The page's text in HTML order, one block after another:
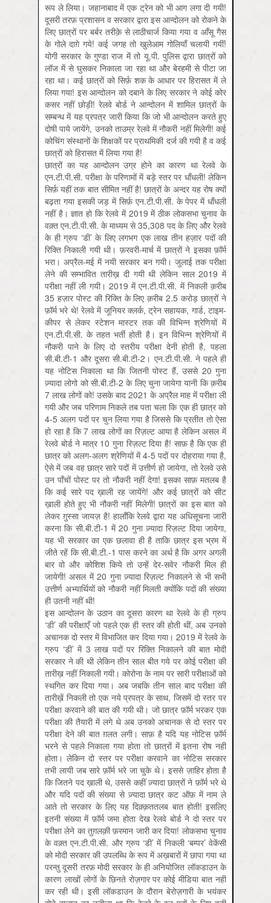
रूप ले लिया। जहानाबाद में एक ट्रेन को भी आग लगा दी गयी!
दूसरी तरफ़ प्रशासन व सरकार द्वारा इस आन्दोलन को रोकने के
लिए छात्रों पर बर्बर तरीक़े से लाठीचार्ज किया गया व आँसू गैस
के गोले दाग़े गये! कई जगह तो खुलेआम गोलियाँ चलायी गयीं!
योगी सरकार के गुण्डा राज में तो यू.पी. पुलिस द्वारा छात्रों को
लॉज में से घुसकर निकाला जा रहा था और बेरहमी से पीटा जा
रहा था। कई छात्रों को सिर्फ़ शक के आधार पर हिरासत में ले
लिया गया! इस आन्दोलन को दबाने के लिए सरकार ने कोई कोर
कसर नहीं छोड़ी! रेलवे बोर्ड ने आन्दोलन में शामिल छात्रों के
सम्बन्ध में यह प्रपत्र जारी किया कि जो भी आन्दोलन करते हुए
दोषी पाये जायेंगे, उनको ताउम्र रेलवे में नौकरी नहीं मिलेगी! कई
कोचिंग संस्थानों के शिक्षकों पर प्राथमिकी दर्ज की गयी है व कई
छात्रों को हिरासत में लिया गया है!
छात्रों का यह आन्दोलन उग्र होने का कारण था रेलवे के
एन.टी.पी.सी. परीक्षा के परिणामों में बड़े स्तर पर धाँधली! लेकिन
सिर्फ़ यहीं तक बात सीमित नहीं है! छात्रों के अन्दर यह रोष क्यों
बढ़ता गया इसकी जड़ में सिर्फ़ एन.टी.पी.सी. के पेपर में धाँधली
नहीं है। ज्ञात हो कि रेलवे में 2019 में ठीक लोकसभा चुनाव के
वक़्त एन.टी.पी.सी. के माध्यम से 35,308 पद के लिए और रेलवे
के ही ग्रुप ‘डी’ के लिए लगभग एक लाख तीन हज़ार पदों की
रिक्ति निकाली गयी थी। फ़रवरी-मार्च में छात्रों ने इसका फ़ॉर्म
भरा। अप्रैल-मई में नयी सरकार बन गयी। जुलाई तक परीक्षा
लेने की सम्भावित तारीख़ दी गयी थी लेकिन साल 2019 में
परीक्षा नहीं ली गयी। 2019 में एन.टी.पी.सी. में निकली क़रीब
35 हज़ार पोस्ट की रिक्ति के लिए क़रीब 2.5 करोड़ छात्रों ने
फ़ॉर्म भरे थे! रेलवे में जूनियर क्लर्क, ट्रेन सहायक, गार्ड, टाइम-
कीपर से लेकर स्टेशन मास्टर तक की विभिन्न श्रेणियों में
एन.टी.पी.सी. के तहत भर्ती होती है। इन विभिन्न श्रेणियों में
नौकरी पाने के लिए दो स्तरीय परीक्षा देनी होती है, पहला
सी.बी.टी-1 और दूसरा सी.बी.टी-2। एन.टी.पी.सी. ने पहले ही
यह नोटिस निकाला था कि जितनी पोस्ट हैं, उससे 20 गुना
ज़्यादा लोगो को सी.बी.टी-2 के लिए चुना जायेगा यानी कि क़रीब
7 लाख लोगों को! उसके बाद 2021 के अप्रैल माह में परीक्षा ली
गयी और जब परिणाम निकले तब पता चला कि एक ही छात्र को
4-5 अलग पदों पर चुन लिया गया है जिससे कि प्रतीत तो ऐसा
हो रहा है कि 7 लाख लोगों का रिज़ल्ट आया है लेकिन असल में
रेलवे बोर्ड ने मात्र 10 गुना रिज़ल्ट दिया है! साफ़ है कि एक ही
छात्र को अलग-अलग श्रेणियों में 4-5 पदों पर दोहराया गया है,
ऐसे में जब वह छात्र सारे पदों में उत्तीर्ण हो जायेगा, तो रेलवे उसे
उन पाँचों पोस्ट पर तो नौकरी नहीं देगा! इसका साफ़ मतलब है
कि कई सारे पद ख़ाली रह जायेंगे! और कई छात्रों को सीट
ख़ाली होते हुए भी नौकरी नहीं मिलेगी! छात्रों का इस बात को
लेकर ग़ुस्सा जायज़ है! हालाँकि रेलवे द्वारा यह अधिसूचना जारी
करना कि सी.बी.टी-1 में 20 गुना ज़्यादा रिज़ल्ट दिया जायेगा,
यह भी सरकार का एक छलावा ही है ताकि छात्र इस भ्रम में
जीते रहें कि सी.बी.टी.-1 पास करने का अर्थ है कि अगर अगली
बार वो और कोशिश किये तो उन्हें देर-सवेर नौकरी मिल ही
जायेगी! असल में 20 गुना ज़्यादा रिज़ल्ट निकालने से भी सभी
उत्तीर्ण अभ्यार्थियों को नौकरी नहीं मिलती क्योंकि पदों की संख्या
ही उतनी नहीं थी!
इस आन्दोलन के उठान का दूसरा कारण था रेलवे के ही ग्रुप
‘डी’ की परीक्षाएँ जो पहले एक ही स्तर की होती थीं, अब उनको
अचानक दो स्तर में विभाजित कर दिया गया। 2019 में रेलवे के
ग्रुप ‘डी’ में 3 लाख पदों पर रिक्ति निकालने की बात मोदी
सरकार ने की थी लेकिन तीन साल बीत गये पर कोई परीक्षा की
तारीख़ नहीं निकाली गयी। कोरोना के नाम पर सारी परीक्षाओं को
स्थगित कर दिया गया। अब जबकि तीन साल बाद परीक्षा की
तारीख़ें निकली तो एक नये प्रपत्र के साथ, जिसमें दो स्तर पर
परीक्षा करवाने की बात की गयी थी। जो छात्र फ़ॉर्म भरकर एक
परीक्षा की तैयारी में लगे थे अब उनको अचानक से दो स्तर पर
परीक्षा देने की बात ग़लत लगी। साफ़ है यदि यह नोटिस फ़ॉर्म
भरने से पहले निकाला गया होता तो छात्रों में इतना रोष नहीं
होता। लेकिन दो स्तर पर परीक्षा करवाने का नोटिस सरकार
तभी लायी जब सारे फ़ॉर्म भरे जा चुके थे। इससे ज़ाहिर होता है
कि जितने पद ख़ाली थे, उससे कहीं ज़्यादा छात्रों ने फ़ॉर्म भरे थे
और यदि पदों की संख्या से ज़्यादा छात्र कट ऑफ़ में नाम ले
आते तो सरकार के लिए यह दिक़्क़ततलब बात होती! इसलिए
इतनी संख्या में फ़ॉर्म जमा होता देख रेलवे बोर्ड ने दो स्तर पर
परीक्षा लेने का तुग़लक़ी फ़रमान जारी कर दिया! लोकसभा चुनाव
के वक़्त एन.टी.पी.सी. और ग्रुप ‘डी’ में निकली ‘बम्पर’ वेकेंसी
को मोदी सरकार की उपलब्धि के रूप में अख़बारों में छापा गया था
परन्तु दूसरी तरफ़ मोदी सरकार के ही अनियोजित लॉकडाउन के
कारण लाखों लोगों के छिनते रोज़गार पर कोई मीडिया बात नहीं
कर रही थी। इसी लॉकडाउन के दौरान बेरोज़गारी के भयंकर